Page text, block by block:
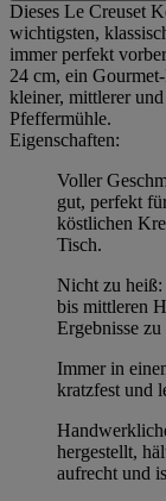
Dieses Le Creuset
wichtigsten,
immer perfekt
24 cm, ein
kleiner, mittlerer
Pfeffermühle.
Eigenschaften:
Voller
gut, perfekt
köstlichen
Tisch.
Nicht zu
bis mittleren
Ergebnisse zu
Immer in
kratzfest und
hergestellt,
aufrecht und